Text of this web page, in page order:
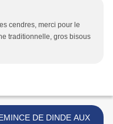
cendres, merci pour le
traditionnelle, gros bisous
DE DINDE AUX